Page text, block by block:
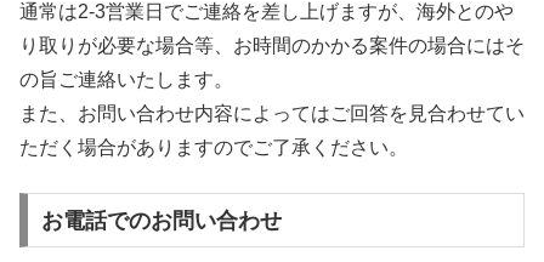
通常は2-3営業日でご連絡を差し上げますが、海外とのや
り取りが必要な場合等、お時間のかかる案件の場合にはそ
の旨ご連絡いたします。
また、お問い合わせ内容によってはご回答を見合わせてい
ただく場合がありますのでご了承ください。
お電話でのお問い合わせ